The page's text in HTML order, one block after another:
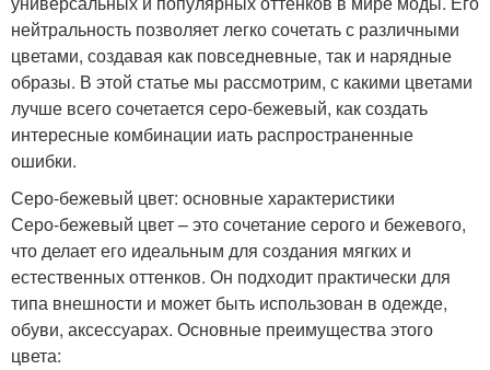
нейтральность позволяет легко сочетать с различными
цветами, создавая как повседневные, так и нарядные
образы. В этой статье мы рассмотрим, с какими цветами
лучше всего сочетается серо-бежевый, как создать
интересные комбинации иать распространенные
ошибки.
Серо-бежевый цвет: основные характеристики
Серо-бежевый цвет – это сочетание серого и бежевого,
что делает его идеальным для создания мягких и
естественных оттенков. Он подходит практически для
типа внешности и может быть использован в одежде,
обуви, аксессуарах. Основные преимущества этого
цвета: